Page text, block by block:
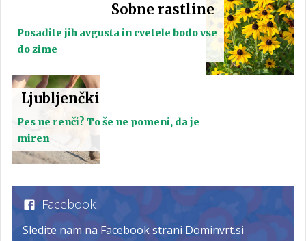
Sobne rastline
Posadite jih avgusta in cvetele bodo vse
do zime
Ljubljenčki
Pes ne renči? To še ne pomeni, da je
miren
Facebook
Sledite nam na Facebook strani Dominvrt.si